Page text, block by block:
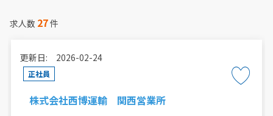
求人数 27件
更新日: 2026-02-24
正社員
株式会社西博運輸 関西営業所